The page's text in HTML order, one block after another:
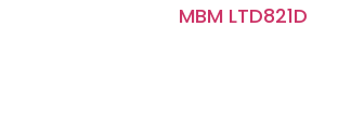
MBM LTD821D